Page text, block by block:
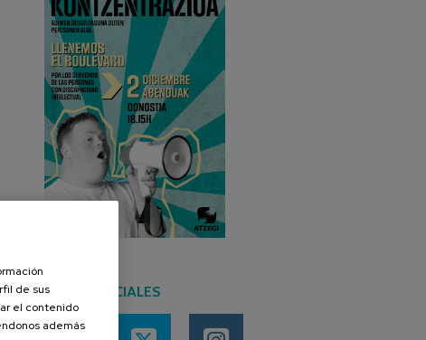
REDES SOCIALES
de sus
el contenido
además